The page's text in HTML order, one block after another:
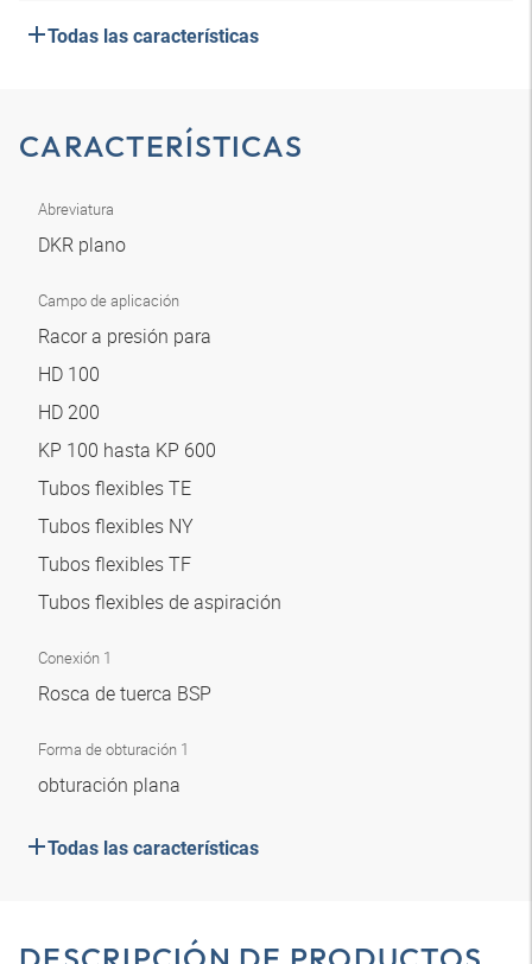
Todas las características
CARACTERÍSTICAS
Abreviatura
DKR plano
Campo de aplicación
Racor a presión para
HD 100
HD 200
KP 100 hasta KP 600
Tubos flexibles TE
Tubos flexibles NY
Tubos flexibles TF
Tubos flexibles de aspiración
Conexión 1
Rosca de tuerca BSP
Forma de obturación 1
obturación plana
Todas las características